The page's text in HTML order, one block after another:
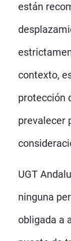
están
contexto,
protección
prevalecer
UGT
ninguna
obligada a